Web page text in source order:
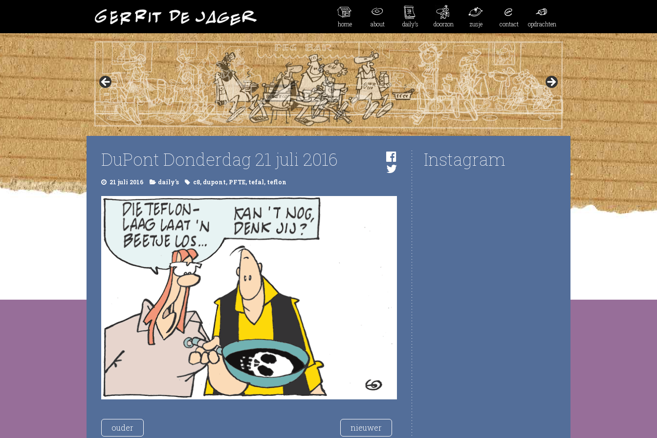
home about daily’s doorzon zusje contact opdrachten
DuPont Donderdag 21 juli 2016
21 juli 2016 daily's c8, dupont, PFTE, tefal, teflon
ouder nieuwer
Instagram